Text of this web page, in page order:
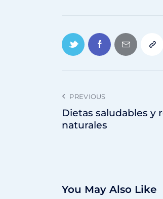
PREVIOUS
Dietas saludables y
naturales
You May Also Like